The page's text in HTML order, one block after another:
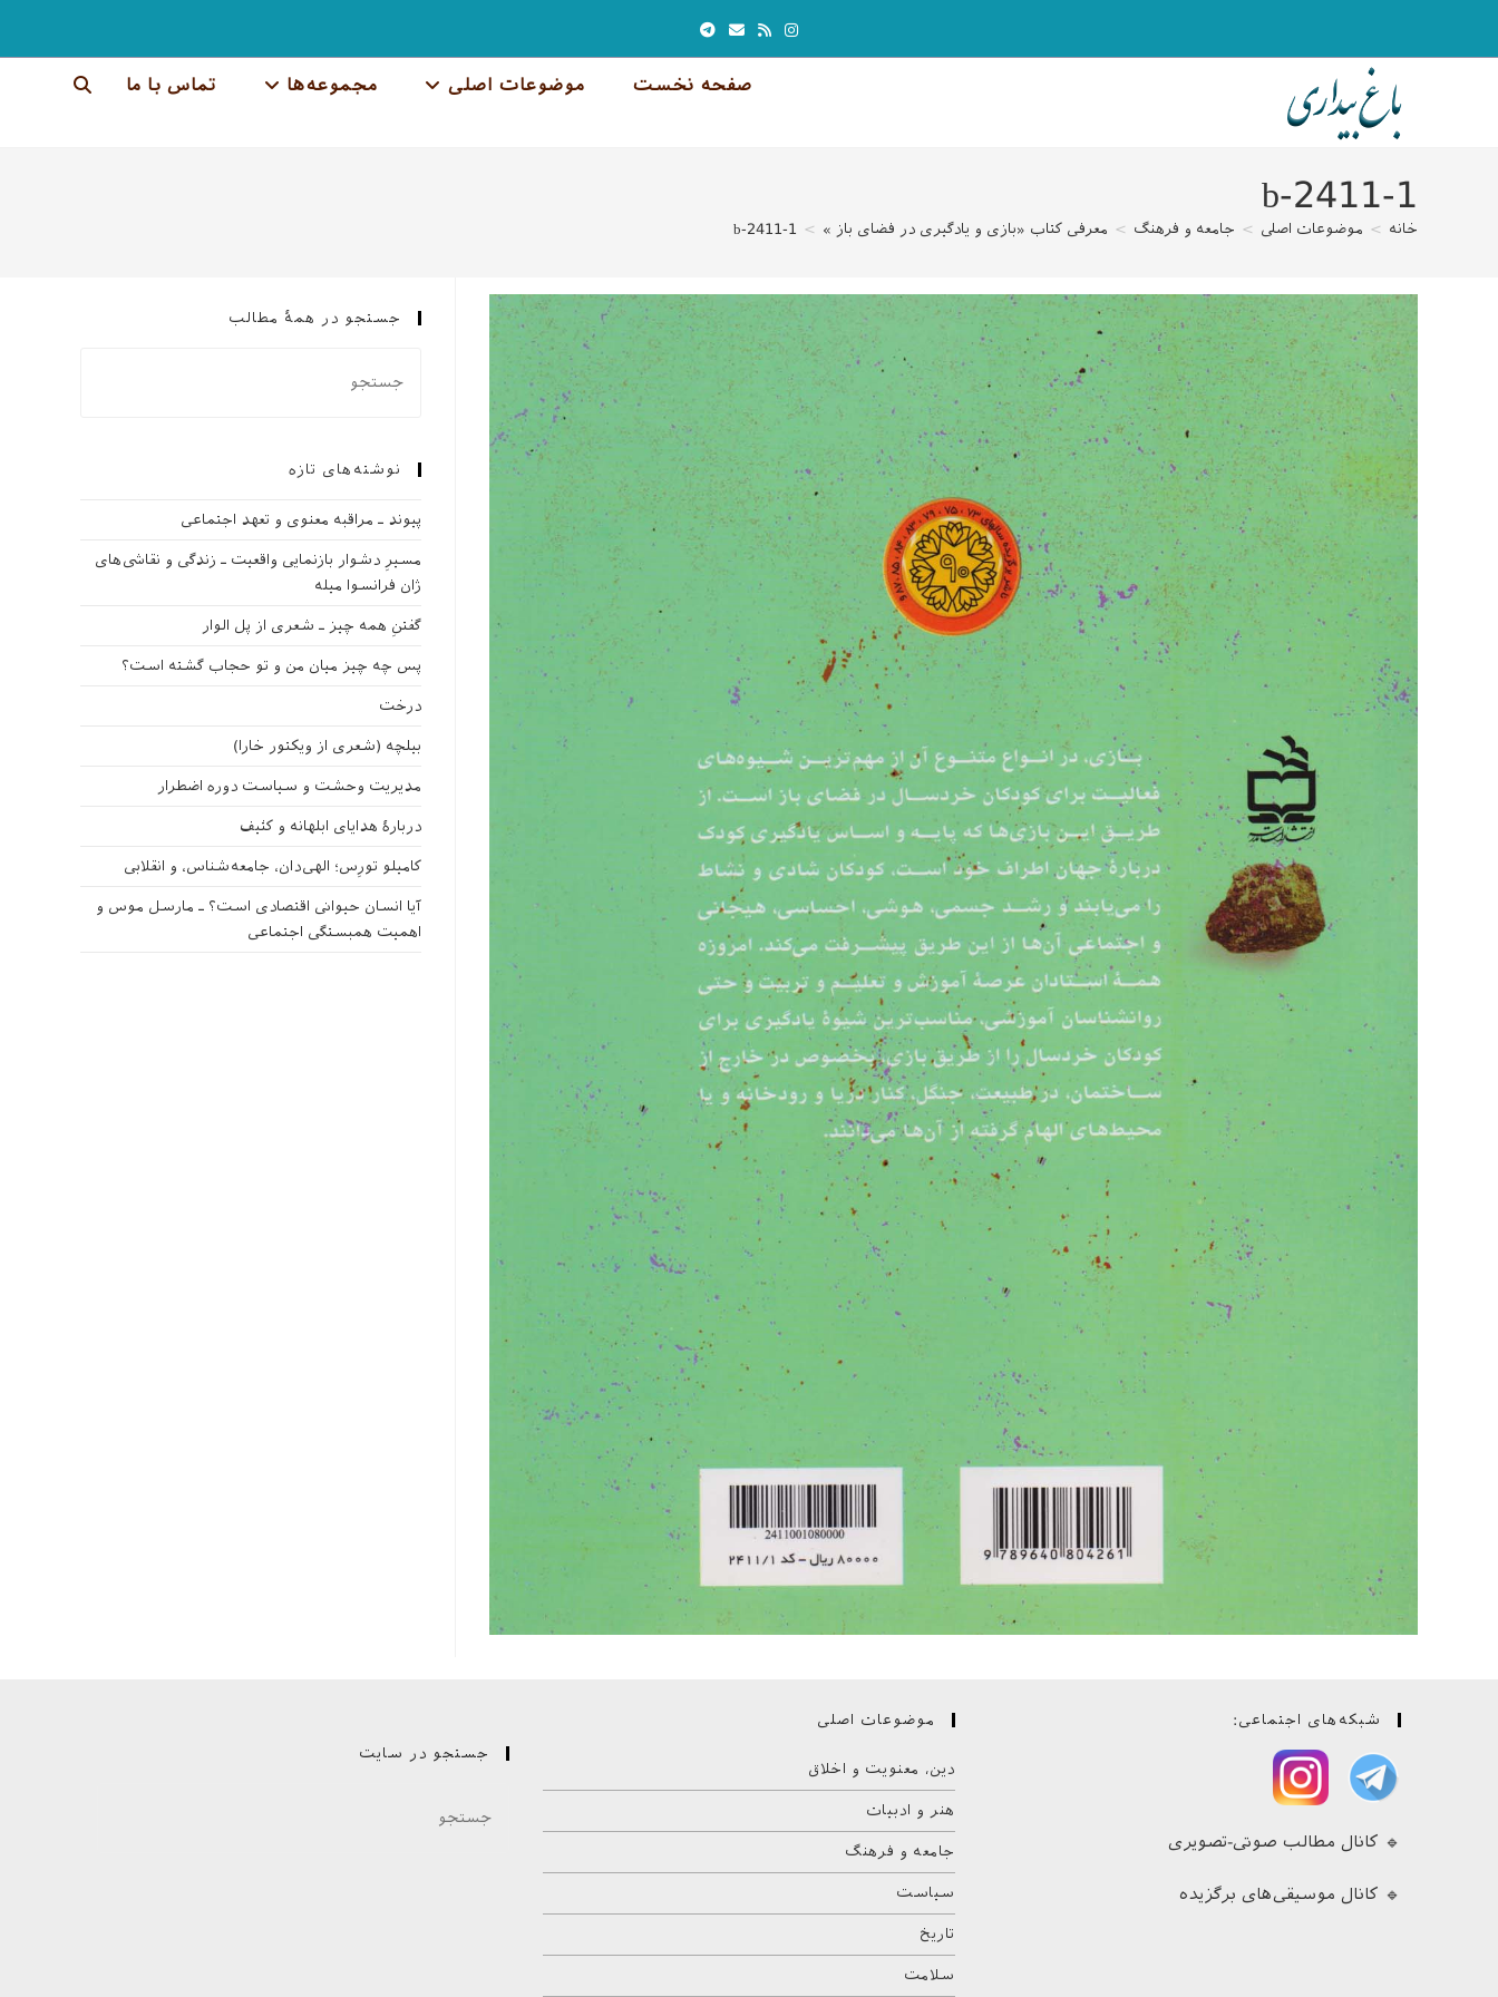
صفحه نخست موضوعات اصلی مجموعه‌ها تماس با ما جستجوی
2411-1-b
خانه > موضوعات اصلی > جامعه و فرهنگ > معرفی کتاب «بازی و یادگیری در فضای باز » >
2411-1-b
جستجو در همهٔ مطالب
نوشته‌های تازه
پیوند ـ مراقبه‌ معنوی و تعهد اجتماعی
مسیرِ دشوار بازنمایی واقعیت ـ زندگی و نقاشی‌های
ژان فرانسوا میله
گفتنِ همه چیز ـ شعری از پل الوار
پس چه چیز میان من و تو حجاب گشته است؟
درخت
بیلچه (شعری از ویکتور خارا)
مدیریت وحشت و سیاست دوره اضطرار
دربارهٔ هدایای ابلهانه و کثیف
کامیلو تورِس؛ الهی‌دان، جامعه‌شناس، و انقلابی
آیا انسان حیوانی اقتصادی است؟ ـ مارسل موس و
اهمیت همبستگی اجتماعی
شبکه‌های اجتماعی:
🔹 کانال مطالب صوتی-تصویری
🔹 کانال موسیقی‌های برگزیده
موضوعات اصلی
دین، معنویت و اخلاق
هنر و ادبیات
جامعه و فرهنگ
سیاست
تاریخ
سلامت
جستجو در سایت